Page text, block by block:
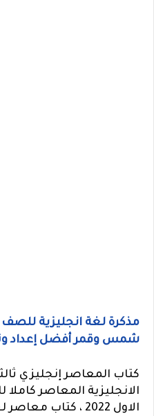
شمس وقمر أفضل إعداد
كتاب المعاصر إنجليزي
الانجليزية المعاصر كاملا